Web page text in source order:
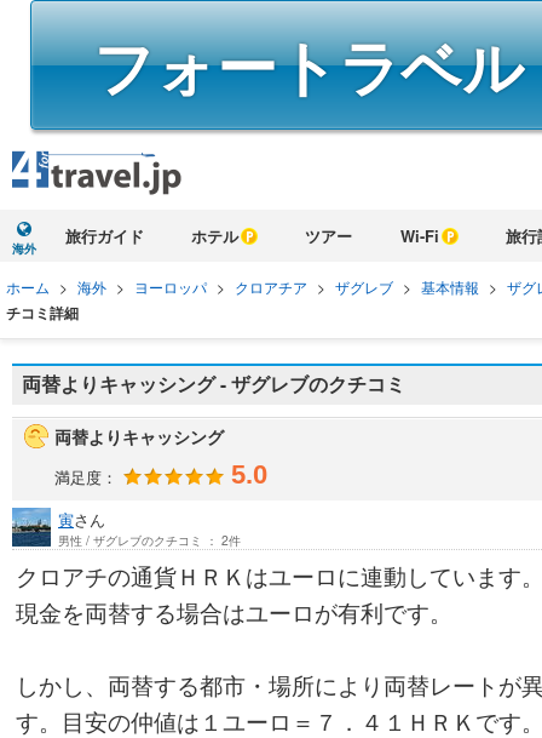
フォートラベ
海外
旅行ガイド ホテル ツアー Wi-Fi 旅行
ホーム > 海外 > ヨーロッパ > クロアチア > ザグレブ > 基本情報 > ザグ
チコミ詳細
両替よりキャッシング - ザグレブのクチコミ
両替よりキャッシング
満足度： 5.0
寅さん
男性 / ザグレブのクチコミ ： 2件
クロアチの通貨ＨＲＫはユーロに連動しています
現金を両替する場合はユーロが有利です。
しかし、両替する都市・場所により両替レートが
す。目安の仲値は１ユーロ＝７．４１ＨＲＫです